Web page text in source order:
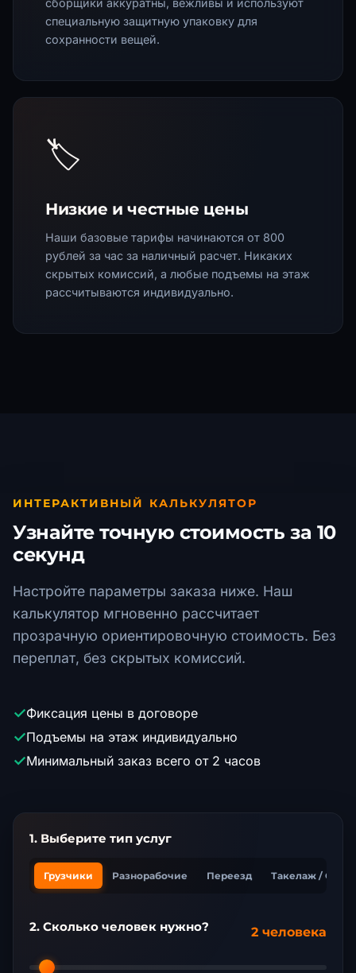
сборщики аккуратны, вежливы и используют
специальную защитную упаковку для
сохранности вещей.
🏷️
Низкие и честные цены
Наши базовые тарифы начинаются от 800
рублей за час за наличный расчет. Никаких
скрытых комиссий, а любые подъемы на этаж
рассчитываются индивидуально.
ИНТЕРАКТИВНЫЙ КАЛЬКУЛЯТОР
Узнайте точную стоимость за 10
секунд
Настройте параметры заказа ниже. Наш
калькулятор мгновенно рассчитает
прозрачную ориентировочную стоимость. Без
переплат, без скрытых комиссий.
✓Фиксация цены в договоре
✓Подъемы на этаж индивидуально
✓Минимальный заказ всего от 2 часов
1. Выберите тип услуг
Грузчики Разнорабочие Переезд Такелаж /
2. Сколько человек нужно? 2 человека